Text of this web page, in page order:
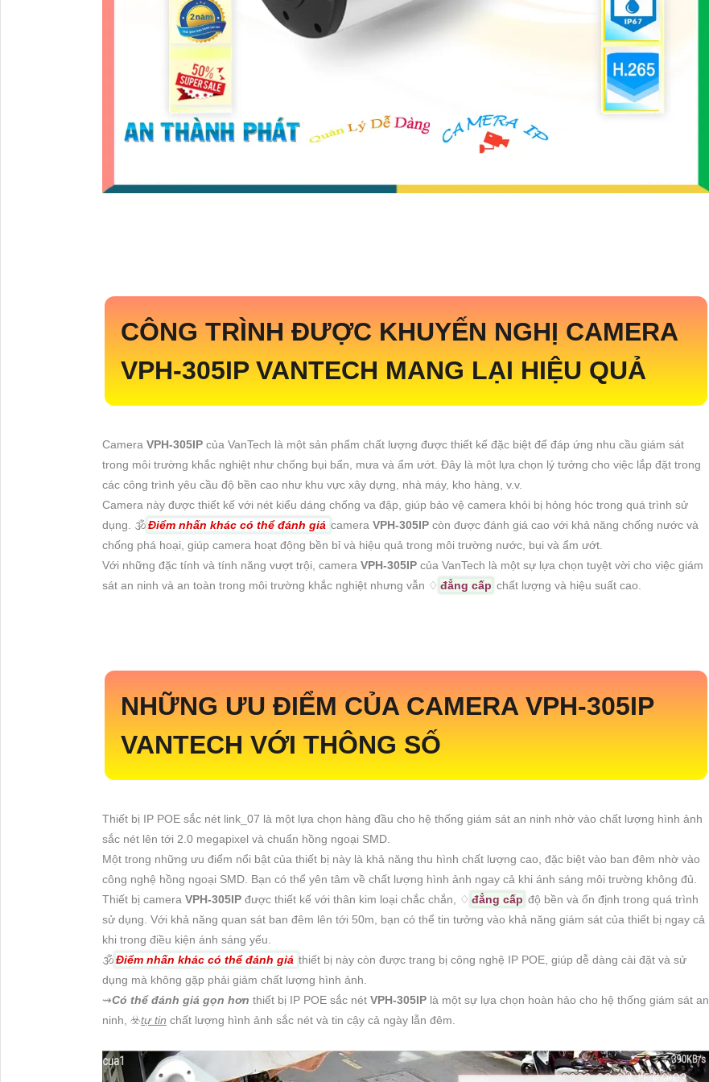
CÔNG TRÌNH ĐƯỢC KHUYẾN NGHỊ CAMERA
VPH-305IP VANTECH MANG LẠI HIỆU QUẢ
Camera VPH-305IP của VanTech là một sản phẩm chất lượng được thiết kế đặc biệt để đáp ứng nhu cầu giám sát
trong môi trường khắc nghiệt như chống bụi bẩn, mưa và ẩm ướt. Đây là một lựa chọn lý tưởng cho việc lắp đặt trong
các công trình yêu cầu độ bền cao như khu vực xây dựng, nhà máy, kho hàng, v.v.
Camera này được thiết kế với nét kiểu dáng chống va đập, giúp bảo vệ camera khỏi bị hỏng hóc trong quá trình sử
dụng. 🕉️Điểm nhấn khác có thể đánh giá camera VPH-305IP còn được đánh giá cao với khả năng chống nước và
chống phá hoại, giúp camera hoạt động bền bỉ và hiệu quả trong môi trường nước, bụi và ẩm ướt.
Với những đặc tính và tính năng vượt trội, camera VPH-305IP của VanTech là một sự lựa chọn tuyệt vời cho việc giám
sát an ninh và an toàn trong môi trường khắc nghiệt nhưng vẫn ♢ đẳng cấp chất lượng và hiệu suất cao.
NHỮNG ƯU ĐIỂM CỦA CAMERA VPH-305IP
VANTECH VỚI THÔNG SỐ
Thiết bị IP POE sắc nét link_07 là một lựa chọn hàng đầu cho hệ thống giám sát an ninh nhờ vào chất lượng hình ảnh
sắc nét lên tới 2.0 megapixel và chuẩn hồng ngoại SMD.
Một trong những ưu điểm nổi bật của thiết bị này là khả năng thu hình chất lượng cao, đặc biệt vào ban đêm nhờ vào
công nghệ hồng ngoại SMD. Bạn có thể yên tâm về chất lượng hình ảnh ngay cả khi ánh sáng môi trường không đủ.
Thiết bị camera VPH-305IP được thiết kế với thân kim loại chắc chắn, ♢ đẳng cấp độ bền và ổn định trong quá trình
sử dụng. Với khả năng quan sát ban đêm lên tới 50m, bạn có thể tin tưởng vào khả năng giám sát của thiết bị ngay cả
khi trong điều kiện ánh sáng yếu.
🕉️Điểm nhấn khác có thể đánh giá thiết bị này còn được trang bị công nghệ IP POE, giúp dễ dàng cài đặt và sử
dụng mà không gặp phải giảm chất lượng hình ảnh.
⇝Có thể đánh giá gọn hơn thiết bị IP POE sắc nét VPH-305IP là một sự lựa chọn hoàn hảo cho hệ thống giám sát an
ninh, ☣️tự tin chất lượng hình ảnh sắc nét và tin cậy cả ngày lẫn đêm.